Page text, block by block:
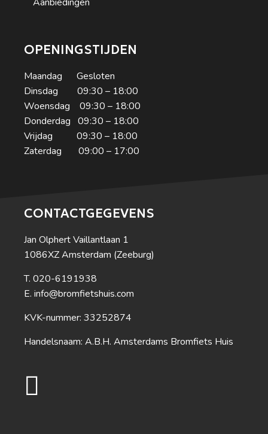
OPENINGSTIJDEN
Maandag Gesloten
Dinsdag 09:30 – 18:00
Woensdag 09:30 – 18:00
Donderdag 09:30 – 18:00
Vrijdag 09:30 – 18:00
Zaterdag 09:00 – 17:00
CONTACTGEGEVENS
Jan Olphert Vaillantlaan 1
1086XZ Amsterdam (Zeeburg)
020-6191938
info@bromfietshuis.com
KVK-nummer: 33252874
Handelsnaam: A.B.H. Amsterdams Bromfiets Huis